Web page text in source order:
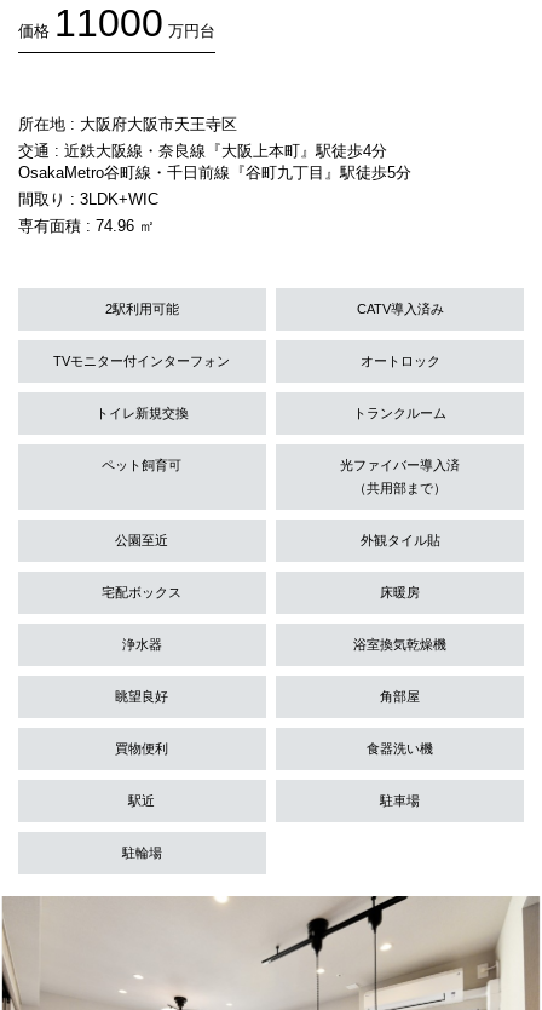
価格 11000 万円台
所在地 : 大阪府大阪市天王寺区
交通 : 近鉄大阪線・奈良線『大阪上本町』駅徒歩4分
OsakaMetro谷町線・千日前線『谷町九丁目』駅徒歩5分
間取り : 3LDK+WIC
専有面積 : 74.96 ㎡
2駅利用可能 CATV導入済み
TVモニター付インターフォン オートロック
トイレ新規交換 トランクルーム
ペット飼育可
光ファイバー導入済
（共用部まで）
公園至近 外観タイル貼
宅配ボックス 床暖房
浄水器 浴室換気乾燥機
眺望良好 角部屋
買物便利 食器洗い機
駅近 駐車場
駐輪場